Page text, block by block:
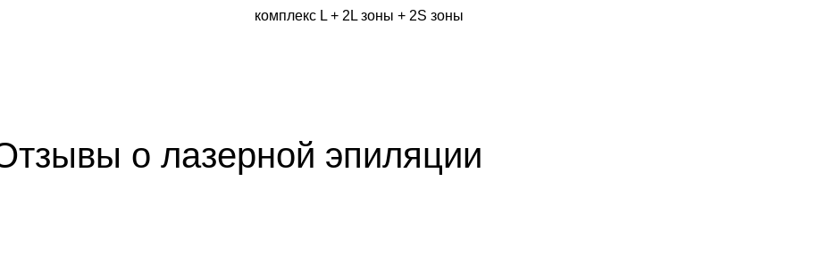
комплекс L + 2L зоны + 2S зоны
о лазерной эпиляции